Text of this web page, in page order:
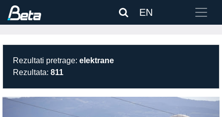
EN
Rezultati pretrage: elektrane
Rezultata: 811